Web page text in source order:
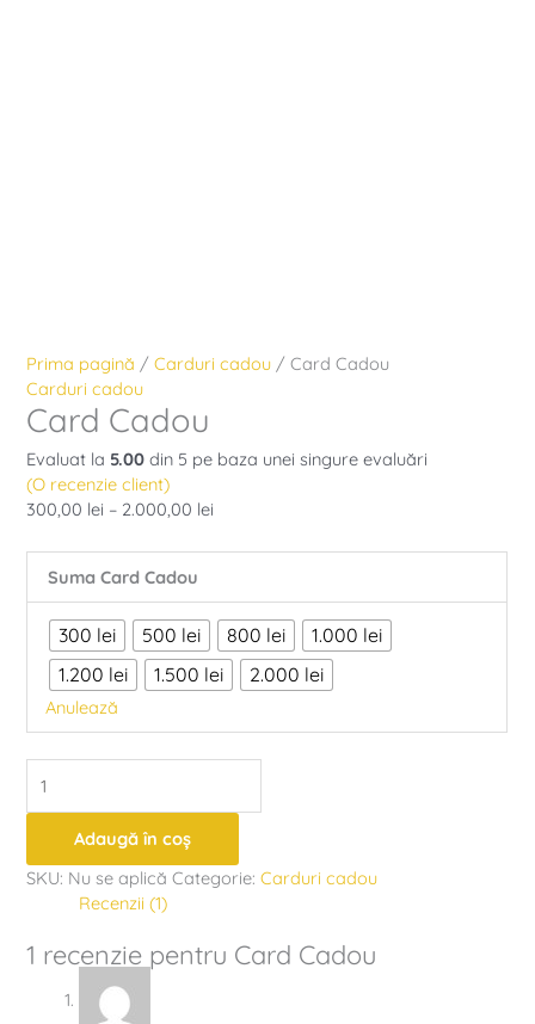
Prima pagină /Carduri cadou / Card Cadou
Carduri cadou
Card Cadou
Evaluat la 5.00 din 5 pe baza unei singure evaluări
(O recenzie client)
300,00 lei – 2.000,00 lei
Suma Card Cadou
300 lei 500 lei 800 lei
1.000 lei
1.200 lei
1.500 lei 2.000 lei
Anulează
Adaugă în coș
SKU: Nu se aplică Categorie:Carduri cadou
Recenzii (1)
1 recenzie pentru Card Cadou